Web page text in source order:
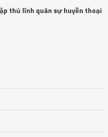
thủ lĩnh quân sự huyền thoại